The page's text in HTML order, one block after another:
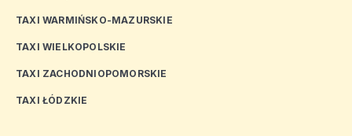
TAXI WARMIŃSKO-MAZURSKIE
TAXI WIELKOPOLSKIE
TAXI ZACHODNIOPOMORSKIE
TAXI ŁÓDZKIE